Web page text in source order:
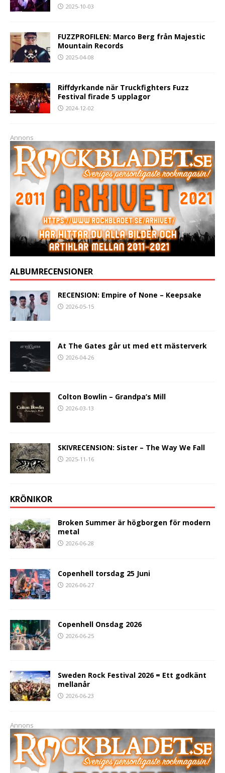
2025-10-03
FUZZPROFILEN: Marco Berg från Majestic
Mountain Records
2025-04-08
Riffdyrkande när Truckfighters Fuzz
Festival firade 5 upplagor
2024-12-02
Annons
ALBUMRECENSIONER
RECENSION: Empire of None – Keepsake
2026-05-15
At The Gates går ut med ett mästerverk
2026-04-26
Colton Bowlin – Grandpa’s Mill
2026-03-13
SKIVRECENSION: Sister – The Way We Fall
2025-11-16
KRÖNIKOR
Broken Summer är högborgen för modern
metal
2026-06-28
Copenhell torsdag 25 Juni
2026-06-27
Copenhell Onsdag 2026
2026-06-25
Sweden Rock Festival 2026 = Ett godkänt
mellanår
2026-06-23
Annons